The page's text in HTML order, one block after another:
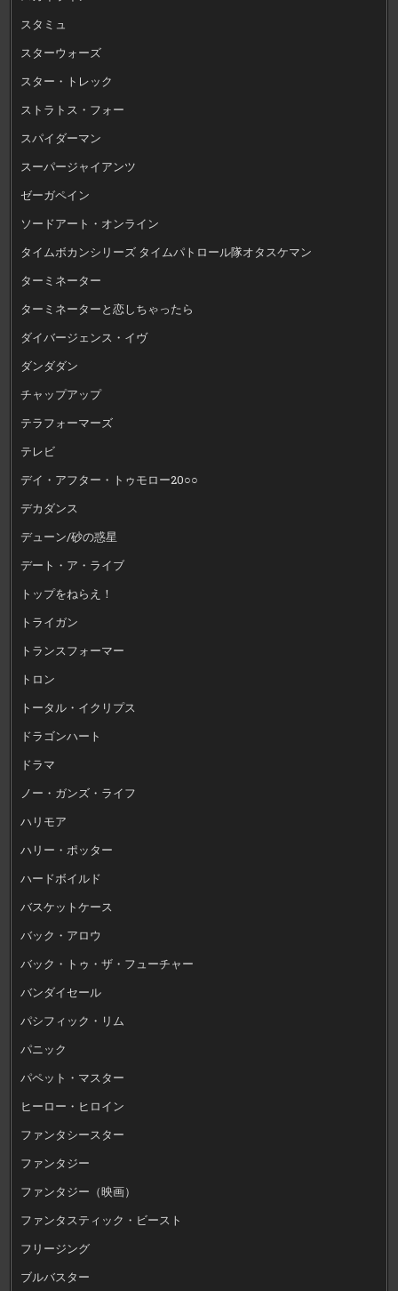
スタミュ
スターウォーズ
スター・トレック
ストラトス・フォー
スパイダーマン
スーパージャイアンツ
ゼーガペイン
ソードアート・オンライン
タイムボカンシリーズ タイムパトロール隊オタスケマン
ターミネーター
ターミネーターと恋しちゃったら
ダイバージェンス・イヴ
ダンダダン
チャップアップ
テラフォーマーズ
テレビ
デイ・アフター・トゥモロー20○○
デカダンス
デューン/砂の惑星
デート・ア・ライブ
トップをねらえ！
トライガン
トランスフォーマー
トロン
トータル・イクリプス
ドラゴンハート
ドラマ
ノー・ガンズ・ライフ
ハリモア
ハリー・ポッター
ハードボイルド
バスケットケース
バック・アロウ
バック・トゥ・ザ・フューチャー
バンダイセール
パシフィック・リム
パニック
パペット・マスター
ヒーロー・ヒロイン
ファンタシースター
ファンタジー
ファンタジー（映画）
ファンタスティック・ビースト
フリージング
ブルバスター